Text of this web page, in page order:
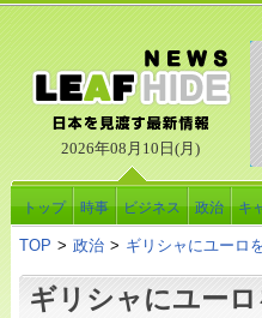
2026年08月10日(月)
トップ 時事 ビジネス 政治 キ
TOP > 政治 > ギリシャにユーロ
ギリシャにユー